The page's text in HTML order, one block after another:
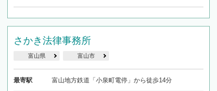
さかき法律事務所
富山県 富山市
最寄駅 富山地方鉄道「小泉町電停」から徒歩14分